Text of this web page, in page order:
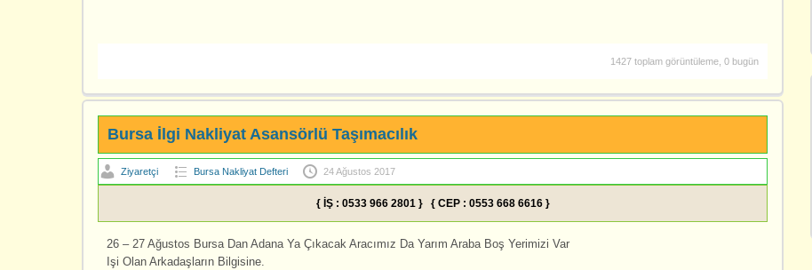
1427 toplam görüntüleme, 0 bugün
Bursa İlgi Nakliyat Asansörlü Taşımacılık
Ziyaretçi Bursa Nakliyat Defteri 24 Ağustos 2017
{ İŞ : 0533 966 2801 } { CEP : 0553 668 6616 }
26 – 27 Ağustos Bursa Dan Adana Ya Çıkacak Aracımız Da Yarım Araba Boş Yerimizi Var
Işi Olan Arkadaşların Bilgisine.